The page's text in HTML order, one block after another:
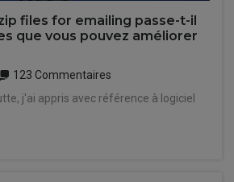
files for emailing passe-t-il
que vous pouvez améliorer
123 Commentaires
j'ai appris avec référence à logiciel